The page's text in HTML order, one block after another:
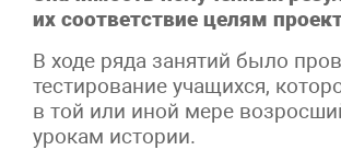
их соответствие целям
В ходе ряда занятий было
тестирование учащихся,
в той или иной мере
урокам истории.